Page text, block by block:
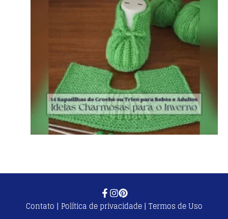
Contato | Política de privacidade| Termos de Uso